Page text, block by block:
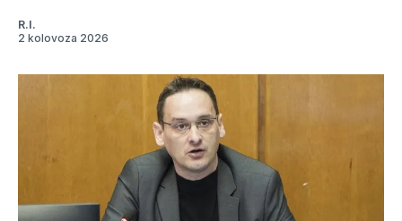
R.I.
2 kolovoza 2026